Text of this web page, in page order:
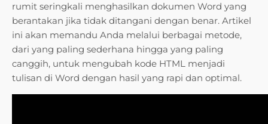
rumit seringkali menghasilkan dokumen Word yang
berantakan jika tidak ditangani dengan benar. Artikel
ini akan memandu Anda melalui berbagai metode,
dari yang paling sederhana hingga yang paling
canggih, untuk mengubah kode HTML menjadi
tulisan di Word dengan hasil yang rapi dan optimal.